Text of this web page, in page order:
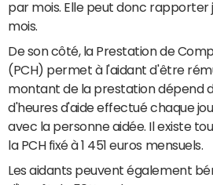
par mois. Elle peut donc rapporter
mois.
De son côté, la Prestation de
(PCH) permet à l'aidant d'être
montant de la prestation dépend
d'heures d'aide effectué chaque
avec la personne aidée. Il existe
la PCH fixé à 1 451 euros mensuels.
Les aidants peuvent également